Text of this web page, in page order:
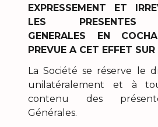
EXPRESSEMENT ET
LES PRESENTES
GENERALES EN
PREVUE A CET EFFET
La Société se réserve le
unilatéralement et à
contenu des
Générales.